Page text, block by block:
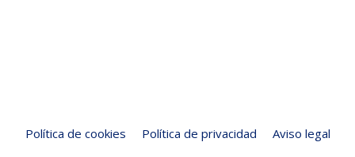
Política de cookies Política de privacidad Aviso legal